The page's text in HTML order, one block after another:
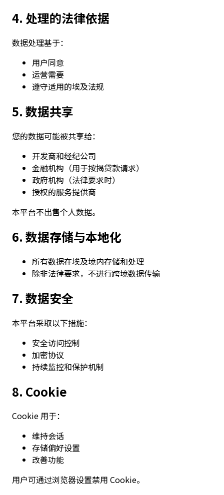
4. 处理的法律依据
数据处理基于：
用户同意
运营需要
遵守适用的埃及法规
5. 数据共享
您的数据可能被共享给：
开发商和经纪公司
金融机构（用于按揭贷款请求）
政府机构（法律要求时）
授权的服务提供商
本平台不出售个人数据。
6. 数据存储与本地化
所有数据在埃及境内存储和处理
除非法律要求，不进行跨境数据传输
7. 数据安全
本平台采取以下措施：
安全访问控制
加密协议
持续监控和保护机制
8. Cookie
Cookie 用于：
维持会话
存储偏好设置
改善功能
用户可通过浏览器设置禁用 Cookie。